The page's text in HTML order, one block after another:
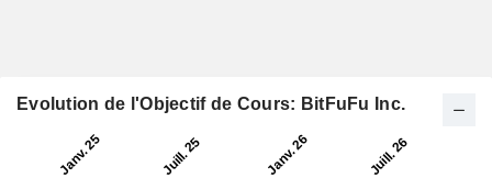
Evolution de l'Objectif de Cours: BitFuFu Inc.